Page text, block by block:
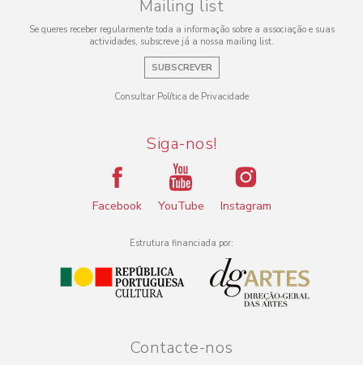
Mailing list
Se queres receber regularmente toda a informação sobre a associação e suas
actividades, subscreve já a nossa mailing list.
SUBSCREVER
Consultar Política de Privacidade
Siga-nos!
Facebook YouTube Instagram
Estrutura financiada por:
Contacte-nos